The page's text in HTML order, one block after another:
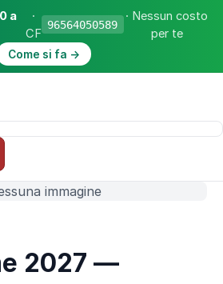
a
·
CF
96564050589
· Nessun costo
per te
Come si fa →
immagine
2027 —